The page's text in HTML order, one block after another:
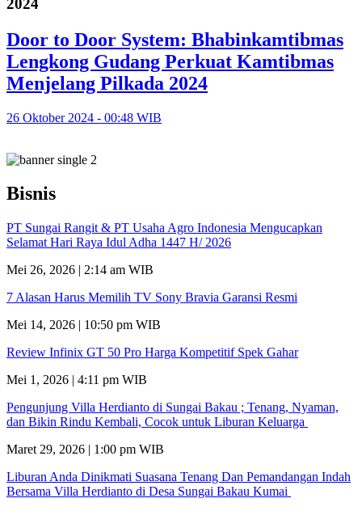
2024
Door to Door System: Bhabinkamtibmas
Lengkong Gudang Perkuat Kamtibmas
Menjelang Pilkada 2024
26 Oktober 2024 - 00:48 WIB
Bisnis
PT Sungai Rangit & PT Usaha Agro Indonesia Mengucapkan
Selamat Hari Raya Idul Adha 1447 H/ 2026
Mei 26, 2026 | 2:14 am WIB
7 Alasan Harus Memilih TV Sony Bravia Garansi Resmi
Mei 14, 2026 | 10:50 pm WIB
Review Infinix GT 50 Pro Harga Kompetitif Spek Gahar
Mei 1, 2026 | 4:11 pm WIB
Pengunjung Villa Herdianto di Sungai Bakau ; Tenang, Nyaman,
dan Bikin Rindu Kembali, Cocok untuk Liburan Keluarga
Maret 29, 2026 | 1:00 pm WIB
Liburan Anda Dinikmati Suasana Tenang Dan Pemandangan Indah
Bersama Villa Herdianto di Desa Sungai Bakau Kumai